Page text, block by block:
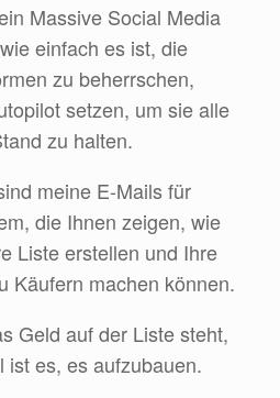
Massive Social Media
einfach es ist, die
zu beherrschen,
setzen, um sie alle
zu halten.
meine E-Mails für
die Ihnen zeigen, wie
Liste erstellen und Ihre
Käufern machen können.
Geld auf der Liste steht,
ist es, es aufzubauen.